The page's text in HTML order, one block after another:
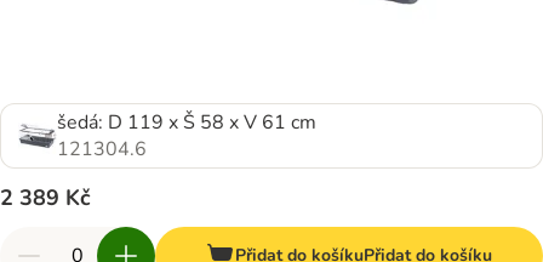
šedá: D 119 x Š 58 x V 61 cm
121304.6
2 389 Kč
Přidat do košíkuPřidat do košíku